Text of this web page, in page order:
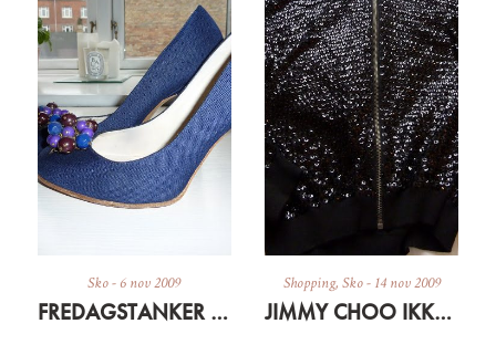
Sko- 6 nov 2009
FREDAGSTANKER – OM DEN TERAPEUTISKE EFFEKT AF SKO
Shopping, Sko- 14 nov 2009
JIMMY CHOO IKKE HELT JUHUU